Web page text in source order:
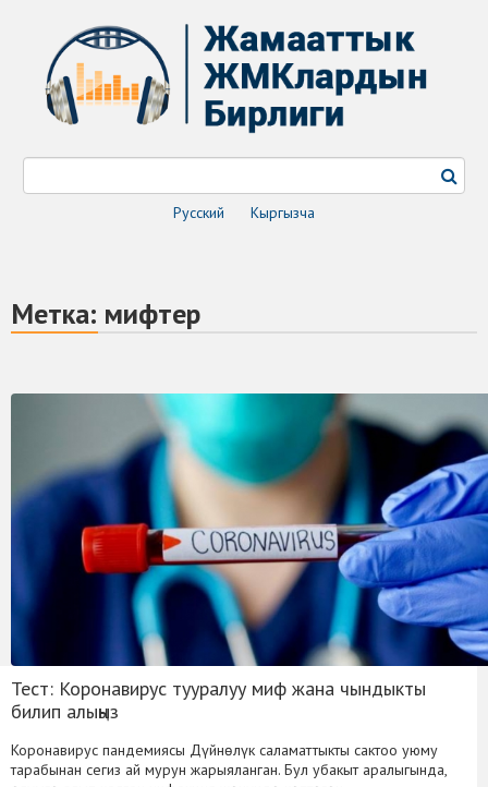
Русский Кыргызча
Метка: мифтер
Тест: Коронавирус тууралуу миф жана чындыкты
билип алыңыз
Коронавирус пандемиясы Дүйнөлүк саламаттыкты сактоо уюму
тарабынан сегиз ай мурун жарыяланган. Бул убакыт аралыгында,